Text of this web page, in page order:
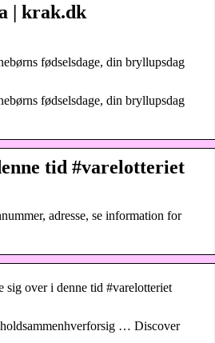
| krak.dk
fødselsdage, din bryllupsdag
fødselsdage, din bryllupsdag
tid #varelotteriet
adresse, se information for
sig over i denne tid #varelotteriet
… Discover